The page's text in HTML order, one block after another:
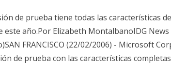
de prueba tiene todas las características
este año.Por Elizabeth MontalbanoIDG News
FRANCISCO (22/02/2006) - Microsoft
de prueba con las características